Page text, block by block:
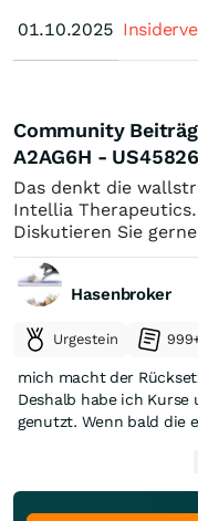
01.10.2025
01.10.2025
Community
A2AG6H -
Das denkt die
Intellia
Diskutieren Sie
Hasenbroker
Urgestein
mich macht der
Deshalb habe ich
genutzt. Wenn bald die erste Zulassung kommt, ist mit solchen